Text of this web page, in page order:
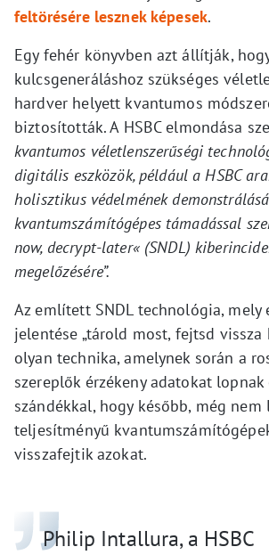
feltörésére lesznek képesek.
Egy fehér könyvben azt állítják,
kulcsgeneráláshoz szükséges
hardver helyett kvantumos
biztosították. A HSBC elmondása
kvantumos véletlenszerűségi
digitális eszközök, például a HSBC
holisztikus védelmének
kvantumszámítógépes támadással
now, decrypt-later« (SNDL)
megelőzésére”.
Az említett SNDL technológia, mely
jelentése „tárold most, fejtsd vissza
olyan technika, amelynek során a
szereplők érzékeny adatokat lopnak
szándékkal, hogy később, még nem
teljesítményű
visszafejtik azokat.
Philip Intallura, a HSBC